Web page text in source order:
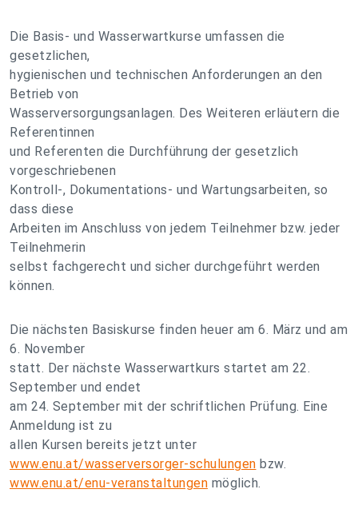
Die Basis- und Wasserwartkurse umfassen die
gesetzlichen,
hygienischen und technischen Anforderungen an den
Betrieb von
Wasserversorgungsanlagen. Des Weiteren erläutern die
Referentinnen
und Referenten die Durchführung der gesetzlich
vorgeschriebenen
Kontroll-, Dokumentations- und Wartungsarbeiten, so
dass diese
Arbeiten im Anschluss von jedem Teilnehmer bzw. jeder
Teilnehmerin
selbst fachgerecht und sicher durchgeführt werden
können.
Die nächsten Basiskurse finden heuer am 6. März und am
6. November
statt. Der nächste Wasserwartkurs startet am 22.
September und endet
am 24. September mit der schriftlichen Prüfung. Eine
Anmeldung ist zu
allen Kursen bereits jetzt unter
www.enu.at/wasserversorger-schulungen bzw.
www.enu.at/enu-veranstaltungen möglich.